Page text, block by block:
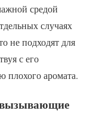
средой
случаях
не подходят для
с его
плохого аромата.
вызывающие